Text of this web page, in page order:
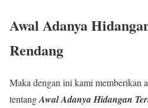
Awal Adanya
Rendang
Maka dengan ini kami memberikan
tentangAwal Adanya Hidangan